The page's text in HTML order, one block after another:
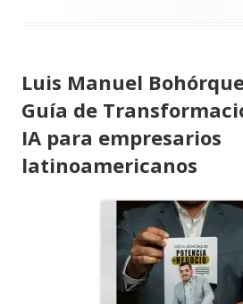
Luis Manuel
Guía de
IA para empresarios
latinoamericanos